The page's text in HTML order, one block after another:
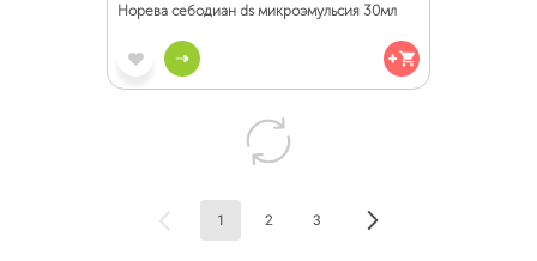
Норева себодиан ds микроэмульсия 30мл
1 2 3